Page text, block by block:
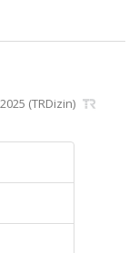
(TRDizin)